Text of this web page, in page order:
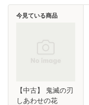
【中古】 鬼滅の刃
しあわせの花
今見ている商品